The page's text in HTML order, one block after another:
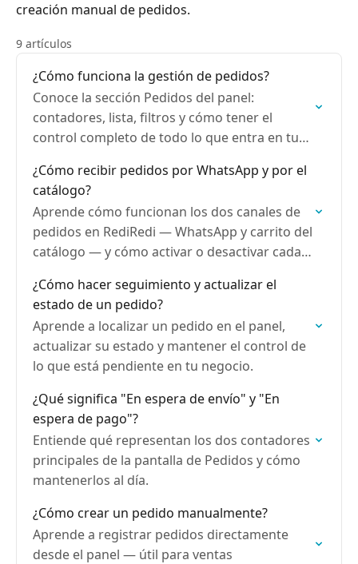
creación manual de pedidos.
9 artículos
¿Cómo funciona la gestión de pedidos?
Conoce la sección Pedidos del panel:
contadores, lista, filtros y cómo tener el
control completo de todo lo que entra en tu
¿Cómo recibir pedidos por WhatsApp y por el
catálogo?
Aprende cómo funcionan los dos canales de
pedidos en RediRedi — WhatsApp y carrito del
catálogo — y cómo activar o desactivar cada
¿Cómo hacer seguimiento y actualizar el
estado de un pedido?
Aprende a localizar un pedido en el panel,
actualizar su estado y mantener el control de
lo que está pendiente en tu negocio.
¿Qué significa "En espera de envío" y "En
espera de pago"?
Entiende qué representan los dos contadores
principales de la pantalla de Pedidos y cómo
mantenerlos al día.
¿Cómo crear un pedido manualmente?
Aprende a registrar pedidos directamente
desde el panel — útil para ventas